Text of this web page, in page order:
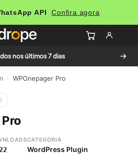
API Confira agora
nos últimos 7 dias
WPOnepager Pro
CATEGORIA
WordPress Plugin